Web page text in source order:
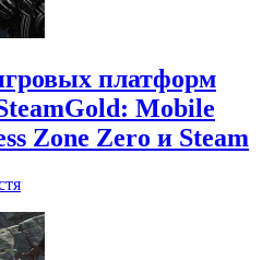
платформ
Mobile
Zone Zero и Steam